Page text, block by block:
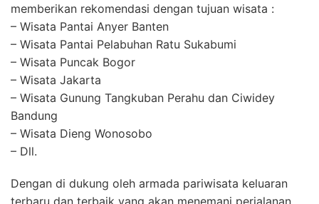
memberikan rekomendasi dengan tujuan wisata :
– Wisata Pantai Anyer Banten
– Wisata Pantai Pelabuhan Ratu Sukabumi
– Wisata Puncak Bogor
– Wisata Jakarta
– Wisata Gunung Tangkuban Perahu dan Ciwidey
Bandung
– Wisata Dieng Wonosobo
– Dll.
Dengan di dukung oleh armada pariwisata keluaran
terbaru dan terbaik yang akan menemani perjalanan